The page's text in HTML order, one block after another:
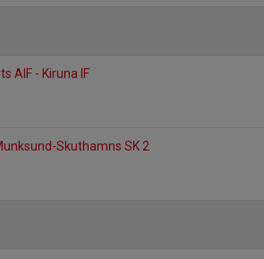
AIF - Kiruna IF
Skuthamns SK 2